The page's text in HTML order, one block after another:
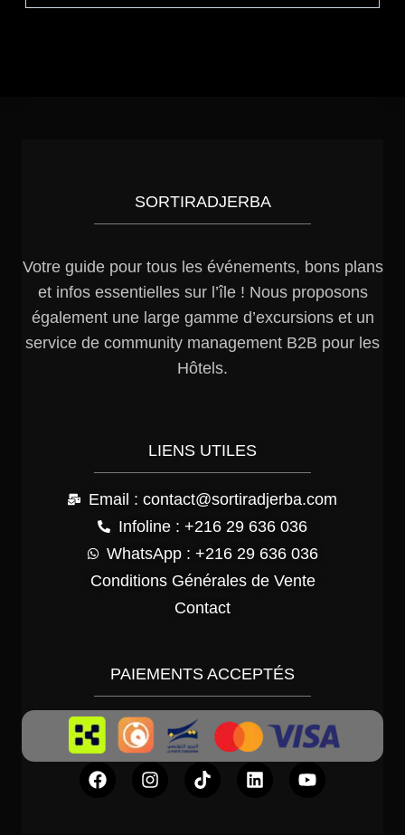
SORTIRADJERBA
Votre guide pour tous les événements, bons plans
et infos essentielles sur l’île ! Nous proposons
également une large gamme d’excursions et un
service de community management B2B pour les
Hôtels.
LIENS UTILES
Email : contact@sortiradjerba.com
Infoline : +216 29 636 036
WhatsApp : +216 29 636 036
Conditions Générales de Vente
Contact
PAIEMENTS ACCEPTÉS